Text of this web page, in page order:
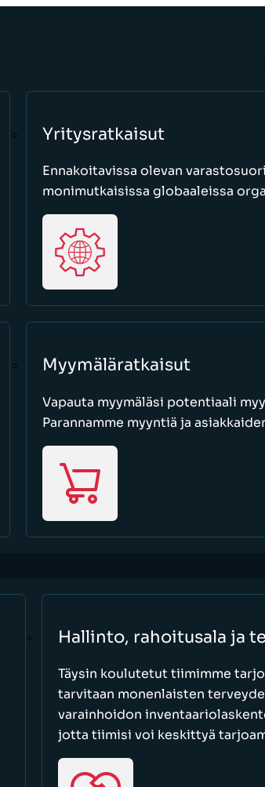
Yritysratkaisut
Ennakoitavissa olevan
monimutkaisissa globaaleissa
Myymäläratkaisut
Vapauta myymäläsi potentiaali
Parannamme myyntiä ja
Hallinto, rahoitusala ja
Täysin koulutetut tiimimme
tarvitaan monenlaisten
varainhoidon
jotta tiimisi voi keskittyä